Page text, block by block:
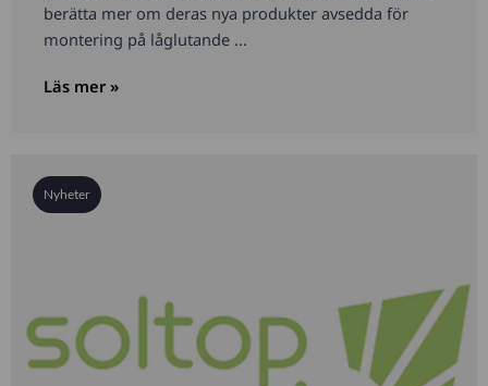
berätta mer om deras nya produkter avsedda för
montering på låglutande ...
Läs mer »
Nyheter